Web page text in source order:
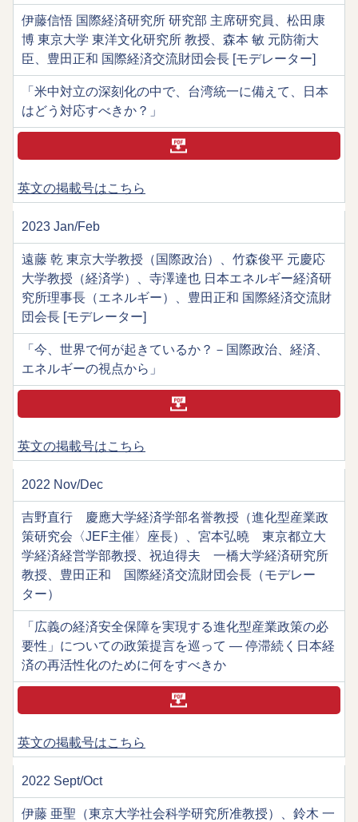
伊藤信悟 国際経済研究所 研究部 主席研究員、松田康
博 東京大学 東洋文化研究所 教授、森本 敏 元防衛大
臣、豊田正和 国際経済交流財団会長 [モデレーター]
「米中対立の深刻化の中で、台湾統一に備えて、日本
はどう対応すべきか？」
英文の掲載号はこちら
2023 Jan/Feb
遠藤 乾 東京大学教授（国際政治）、竹森俊平 元慶応
大学教授（経済学）、寺澤達也 日本エネルギー経済研
究所理事長（エネルギー）、豊田正和 国際経済交流財
団会長 [モデレーター]
「今、世界で何が起きているか？－国際政治、経済、
エネルギーの視点から」
英文の掲載号はこちら
2022 Nov/Dec
吉野直行 慶應大学経済学部名誉教授（進化型産業政
策研究会〈JEF主催〉座長）、宮本弘曉 東京都立大
学経済経営学部教授、祝迫得夫 一橋大学経済研究所
教授、豊田正和 国際経済交流財団会長（モデレー
ター）
「広義の経済安全保障を実現する進化型産業政策の必
要性」についての政策提言を巡って ― 停滞続く日本経
済の再活性化のために何をすべきか
英文の掲載号はこちら
2022 Sept/Oct
伊藤 亜聖（東京大学社会科学研究所准教授）、鈴木 一